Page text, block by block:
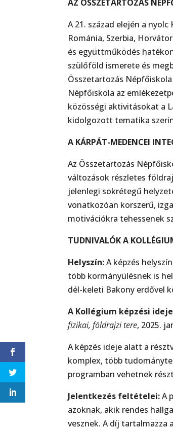
AZ ÖSSZETARTOZÁS
A 21. század elején a
Románia, Szerbia,
és együttműködés
szülőföld ismerete és
Összetartozás
Népfőiskola az
közösségi aktivitásokat a
kidolgozott tematika
A KÁRPÁT-MEDENCEI
Az Összetartozás
változások részletes
jelenlegi sokrétegű
vonatkozóan korszerű,
motivációkra tehessenek
TUDNIVALÓK A
Helyszín:A képzés
több kormányülésnek is
dél-keleti Bakony erdővel
A Kollégium képzési
fizikai, földrajzi tere, 2025.
A képzés ideje alatt a
komplex, több
programban vehetnek
Jelentkezés feltételei:A
azoknak, akik rendes
vesznek. A díj tartalmazza